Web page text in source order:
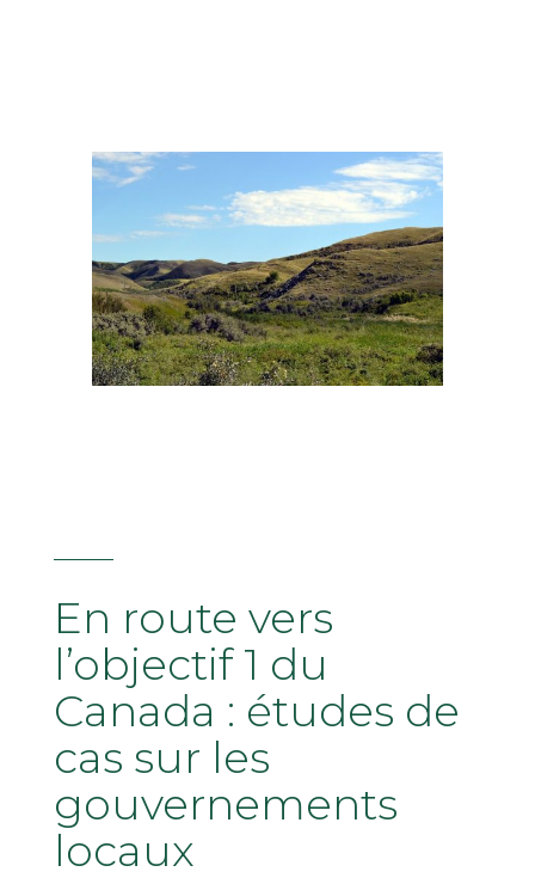
En route vers
l’objectif 1 du
Canada : études de
cas sur les
gouvernements
locaux